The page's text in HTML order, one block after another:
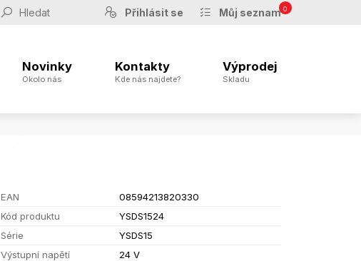
Přihlásit se Můj seznam 0
Novinky
Okolo nás
Kontakty
Kde nás najdete?
Výprodej
Skladu
EAN
08594213820330
Kód produktu
YSDS1524
Série
YSDS15
Výstupní napětí
24 V